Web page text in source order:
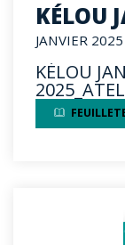
KÉLOU
JANVIER 2025
KÉLOU